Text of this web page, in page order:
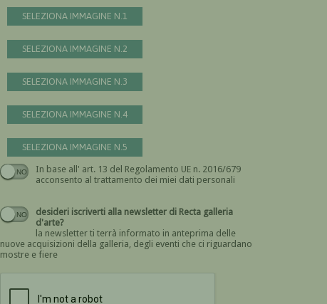
SELEZIONA IMMAGINE N.1
SELEZIONA IMMAGINE N.2
SELEZIONA IMMAGINE N.3
SELEZIONA IMMAGINE N.4
SELEZIONA IMMAGINE N.5
In base all' art. 13 del Regolamento UE n. 2016/679
acconsento al trattamento dei miei dati personali
Devi dare il consenso
desideri iscriverti alla newsletter di Recta galleria
d'arte?
la newsletter ti terrà informato in anteprima delle
nuove acquisizioni della galleria, degli eventi che ci riguardano
mostre e fiere